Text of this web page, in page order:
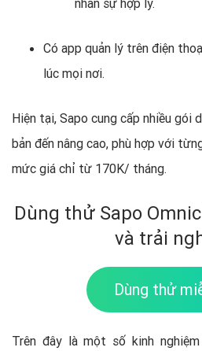
Có app quản lý trên điện
lúc mọi nơi.
Hiện tại, Sapo cung cấp nhiều gói
bản đến nâng cao, phù hợp với
mức giá chỉ từ 170K/ tháng.
Dùng thử Sapo
và trải
Dùng thử
Trên đây là một số kinh